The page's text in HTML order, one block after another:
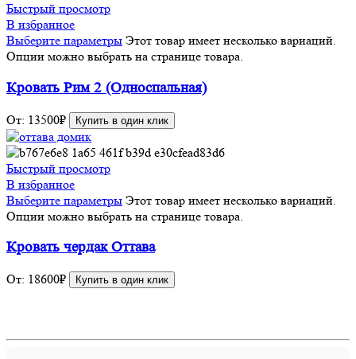
Быстрый просмотр
В избранное
Выберите параметры Этот товар имеет несколько вариаций.
Опции можно выбрать на странице товара.
Кровать Рим 2 (Односпальная)
От: 13500₽ Купить в один клик
Быстрый просмотр
В избранное
Выберите параметры Этот товар имеет несколько вариаций.
Опции можно выбрать на странице товара.
Кровать чердак Оттава
От: 18600₽ Купить в один клик